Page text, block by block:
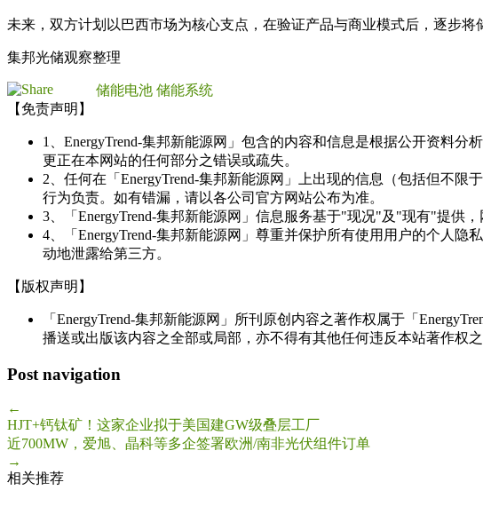
未来，双方计划以巴西市场为核心支点，在验证产品与商业模式后，逐步
集邦光储观察整理
储能电池 储能系统
【免责声明】
1、EnergyTrend-集邦新能源网」包含的内容和信息是根据公开资料
更正在本网站的任何部分之错误或疏失。
2、任何在「EnergyTrend-集邦新能源网」上出现的信息（包括但不
行为负责。如有错漏，请以各公司官方网站公布为准。
3、「EnergyTrend-集邦新能源网」信息服务基于"现况"及"现有"提供
4、「EnergyTrend-集邦新能源网」尊重并保护所有使用用户的个人
动地泄露给第三方。
【版权声明】
「EnergyTrend-集邦新能源网」所刊原创内容之著作权属于「
播送或出版该内容之全部或局部，亦不得有其他任何违反本站著作权之
Post navigation
←
HJT+钙钛矿！这家企业拟于美国建GW级叠层工厂
近700MW，爱旭、晶科等多企签署欧洲/南非光伏组件订单
→
相关推荐